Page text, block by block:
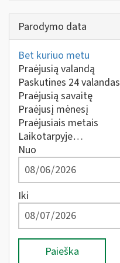
Parodymo data
Bet kuriuo metu
Praėjusią valandą
Paskutines 24 valandas
Praėjusią savaitę
Praėjusį mėnesį
Praėjusiais metais
Laikotarpyje…
Nuo
Iki
Paieška